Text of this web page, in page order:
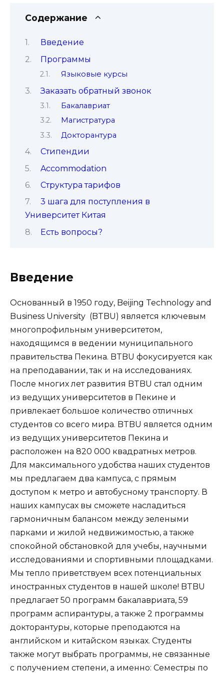
Содержание
Введение
Программы
Языковые курсы
Заказать обратный звонок
Бакалавриат
Магистратура
Докторантура
Стипендии
Accommodation
Структура тарифов
3 шага для поступления в
Университет Китая
Есть вопросы?
Введение
Основанный в 1950 году, Beijing Technology and
Business University (BTBU) является ключевым
многопрофильным университетом,
находящимся в ведении муниципального
правительства Пекина. BTBU фокусируется как
на преподавании, так и на исследованиях.
После многих лет развития BTBU стал одним
из ведущих университетов в Пекине и
привлекает большое количество отличных
студентов со всего мира. BTBU является одним
из ведущих университетов Пекина и
расположен на 820 000 квадратных метров.
Для максимального удобства наших студентов
мы предлагаем два кампуса, с прямым
доступом к метро и автобусному транспорту. В
наших кампусах вы сможете насладиться
гармоничным балансом между зелеными
парками и жилой недвижимостью, а также
спокойной обстановкой для учебы, научными
исследованиями и спортивными площадками.
Мы тепло приветствуем всех потенциальных
иностранных студентов в нашей школе! BTBU
предлагает 50 программ бакалавриата, 59
программ аспирантуры, а также 2 программы
докторантуры, которые преподаются на
английском и китайском языках. Студенты
также могут выбрать программы, не связанные
с получением степени, а именно: Семестры по